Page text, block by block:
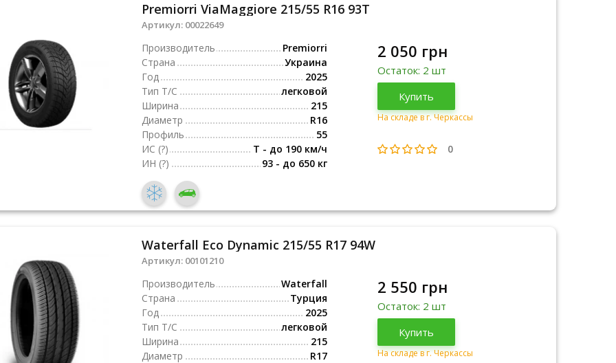
Premiorri ViaMaggiore 215/55 R16 93T
Артикул: 00022649
Производитель
Premiorri
Страна
Украина
Год
2025
Тип Т/С
легковой
Ширина
215
Диаметр
R16
Профиль
55
ИС (?)
T - до 190 км/ч
ИН (?) 93 - до 650 кг
Украина
2025
2 050 грн
Остаток: 2 шт
Купить
На складе в г. Черкассы
0
Waterfall Eco Dynamic 215/55 R17 94W
Артикул: 00101210
Производитель
Waterfall
Страна
Турция
Год
2025
Тип Т/С
легковой
Ширина
215
Диаметр
R17
Турция
2025
2 550 грн
Остаток: 2 шт
Купить
На складе в г. Черкассы